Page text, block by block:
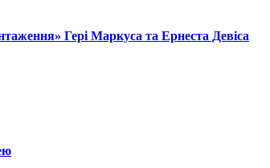
Гері Маркуса та Ернеста Девіса